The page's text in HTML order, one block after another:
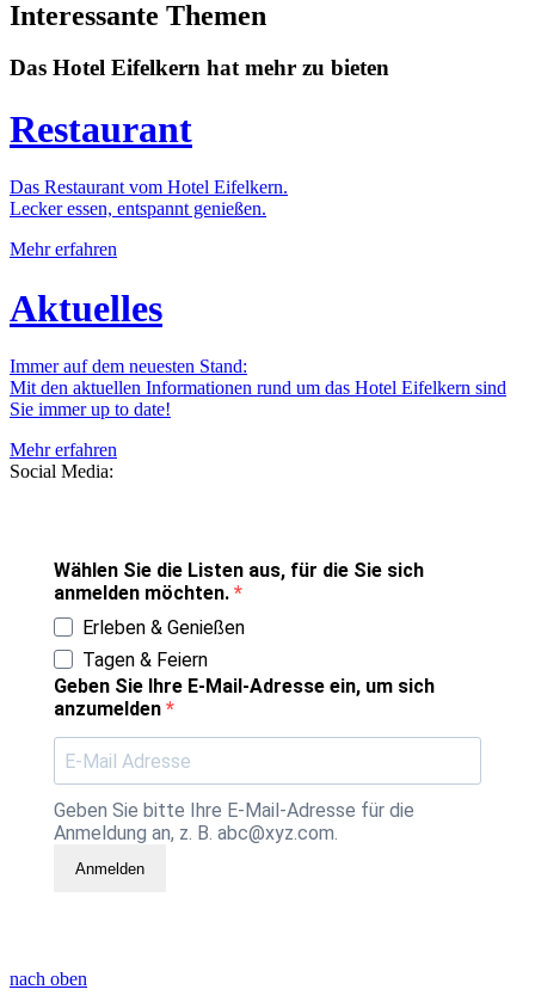
Interessante Themen
Das Hotel Eifelkern hat mehr zu bieten
Restaurant
Das Restaurant vom Hotel Eifelkern.
Lecker essen, entspannt genießen.
Mehr erfahren
Aktuelles
Immer auf dem neuesten Stand:
Mit den aktuellen Informationen rund um das Hotel Eifelkern sind
Sie immer up to date!
Mehr erfahren
Social Media:
Wählen Sie die Listen aus, für die Sie sich
anmelden möchten.
Erleben & Genießen
Tagen & Feiern
Geben Sie Ihre E-Mail-Adresse ein, um sich
anzumelden
Geben Sie bitte Ihre E-Mail-Adresse für die
Anmeldung an, z. B. abc@xyz.com.
Anmelden
nach oben